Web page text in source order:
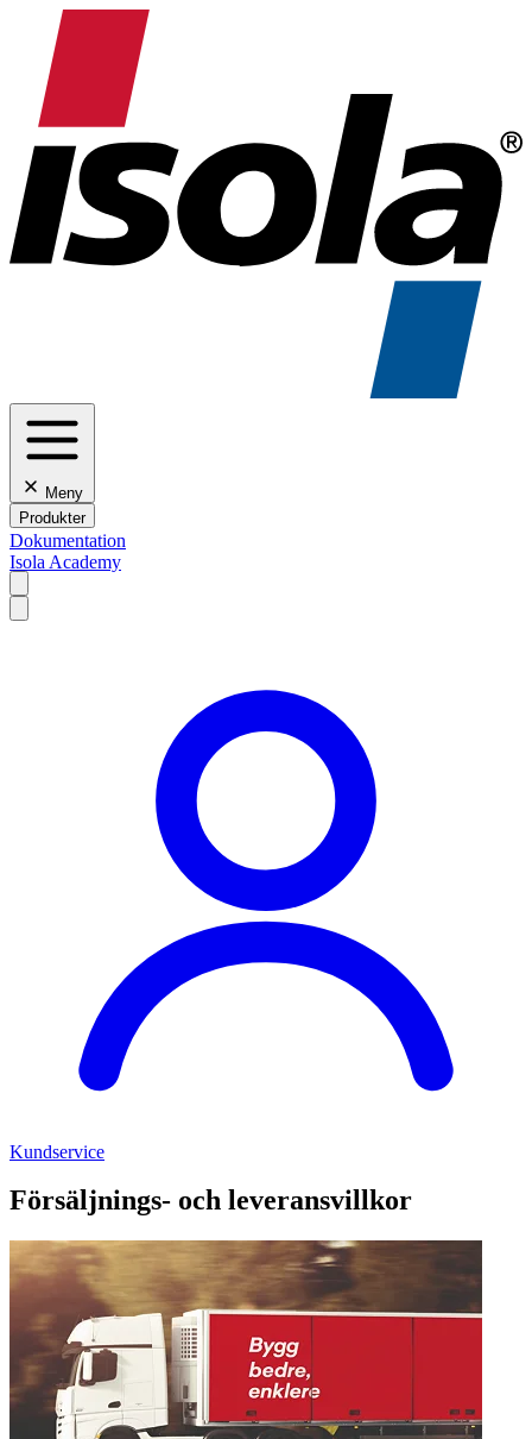
Meny
Produkter
Dokumentation
Isola Academy
Kundservice
Försäljnings- och leveransvillkor